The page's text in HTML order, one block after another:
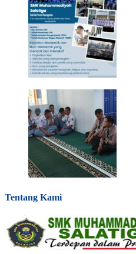
Tentang Kami